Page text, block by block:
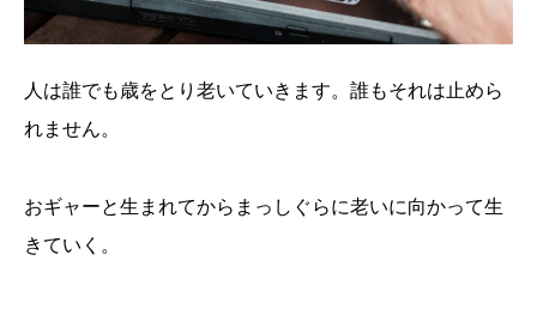
人は誰でも歳をとり老いていきます。誰もそれは止めら
れません。
おギャーと生まれてからまっしぐらに老いに向かって生
きていく。